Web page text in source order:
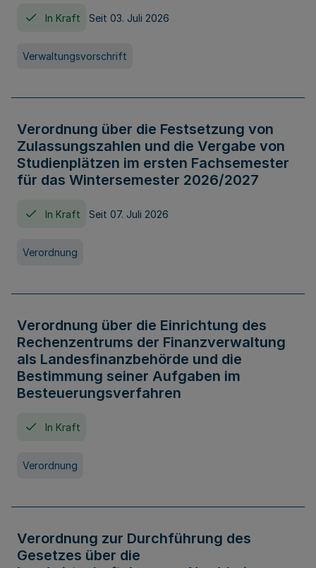
In Kraft Seit 03. Juli 2026
Verwaltungsvorschrift
Verordnung über die Festsetzung von
Zulassungszahlen und die Vergabe von
Studienplätzen im ersten Fachsemester
für das Wintersemester 2026/2027
In Kraft Seit 07. Juli 2026
Verordnung
Verordnung über die Einrichtung des
Rechenzentrums der Finanzverwaltung
als Landesfinanzbehörde und die
Bestimmung seiner Aufgaben im
Besteuerungsverfahren
In Kraft
Verordnung
Verordnung zur Durchführung des
Gesetzes über die